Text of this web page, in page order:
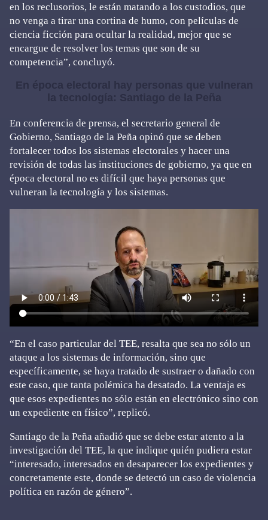
en los reclusorios, le están matando a los custodios, que
no venga a tirar una cortina de humo, con películas de
ciencia ficción para ocultar la realidad, mejor que se
encargue de resolver los temas que son de su
competencia”, concluyó.
En época electoral hay personas que vulneran
la tecnología: Santiago de la Peña
En conferencia de prensa, el secretario general de
Gobierno, Santiago de la Peña opinó que se deben
fortalecer todos los sistemas electorales y hacer una
revisión de todas las instituciones de gobierno, ya que en
época electoral no es difícil que haya personas que
vulneran la tecnología y los sistemas.
“En el caso particular del TEE, resalta que sea no sólo un
ataque a los sistemas de información, sino que
específicamente, se haya tratado de sustraer o dañado con
este caso, que tanta polémica ha desatado. La ventaja es
que esos expedientes no sólo están en electrónico sino con
un expediente en físico”, replicó.
Santiago de la Peña añadió que se debe estar atento a la
investigación del TEE, la que indique quién pudiera estar
“interesado, interesados en desaparecer los expedientes y
concretamente este, donde se detectó un caso de violencia
política en razón de género”.